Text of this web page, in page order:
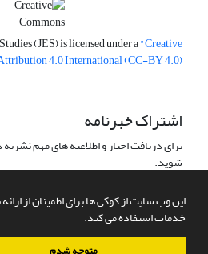
این وب سایت از کوکی ها برای اطمینان از
خدمات استفاده می کند.
(JES) is licensed under a"Creative
4.0 International (CC-BY 4.0)"
اشتراک خبرنامه
برای دریافت اخبار و اطلاعیه های مهم
شوید.